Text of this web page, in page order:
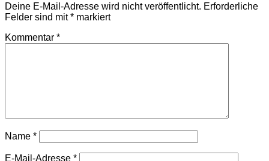
Deine E-Mail-Adresse wird nicht veröffentlicht. Erforderliche
Felder sind mit* markiert
Kommentar *
Name *
E-Mail-Adresse *